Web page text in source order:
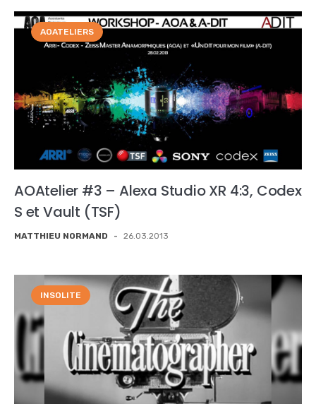
AOATELIERS
AOAtelier #3 – Alexa Studio XR 4:3, Codex
S et Vault (TSF)
MATTHIEU NORMAND - 26.03.2013
INSOLITE